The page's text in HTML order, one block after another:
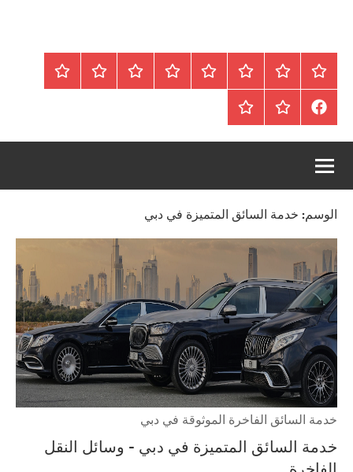
الرئيسيةالمواضيعوظائف
محلية
/
دولية
عقارات Blog
من
اتصل
سياسة
FaceBookعقارات
للبيع
أرشيف
موقع
الوسم: خدمة السائق المتميزة في دبي
خدمة السائق الفاخرة الموثوقة في دبي
خدمة السائق المتميزة في دبي – وسائل النقل